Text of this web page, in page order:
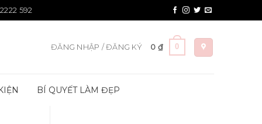
592
ĐĂNG NHẬP / ĐĂNG KÝ 0 ₫ 0
BÍ QUYẾT LÀM ĐẸP